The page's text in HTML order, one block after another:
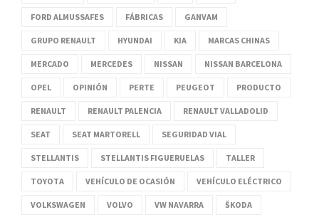
FORD ALMUSSAFES FÁBRICAS GANVAM
GRUPO RENAULT HYUNDAI KIA MARCAS CHINAS
MERCADO MERCEDES NISSAN NISSAN BARCELONA
OPEL OPINIÓN PERTE PEUGEOT PRODUCTO
RENAULT RENAULT PALENCIA RENAULT VALLADOLID
SEAT SEAT MARTORELL SEGURIDAD VIAL
STELLANTIS STELLANTIS FIGUERUELAS TALLER
TOYOTA VEHÍCULO DE OCASIÓN VEHÍCULO ELÉCTRICO
VOLKSWAGEN VOLVO VW NAVARRA ŠKODA